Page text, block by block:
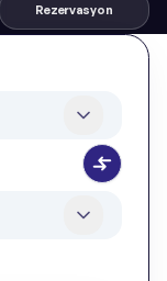
Rezervasyon